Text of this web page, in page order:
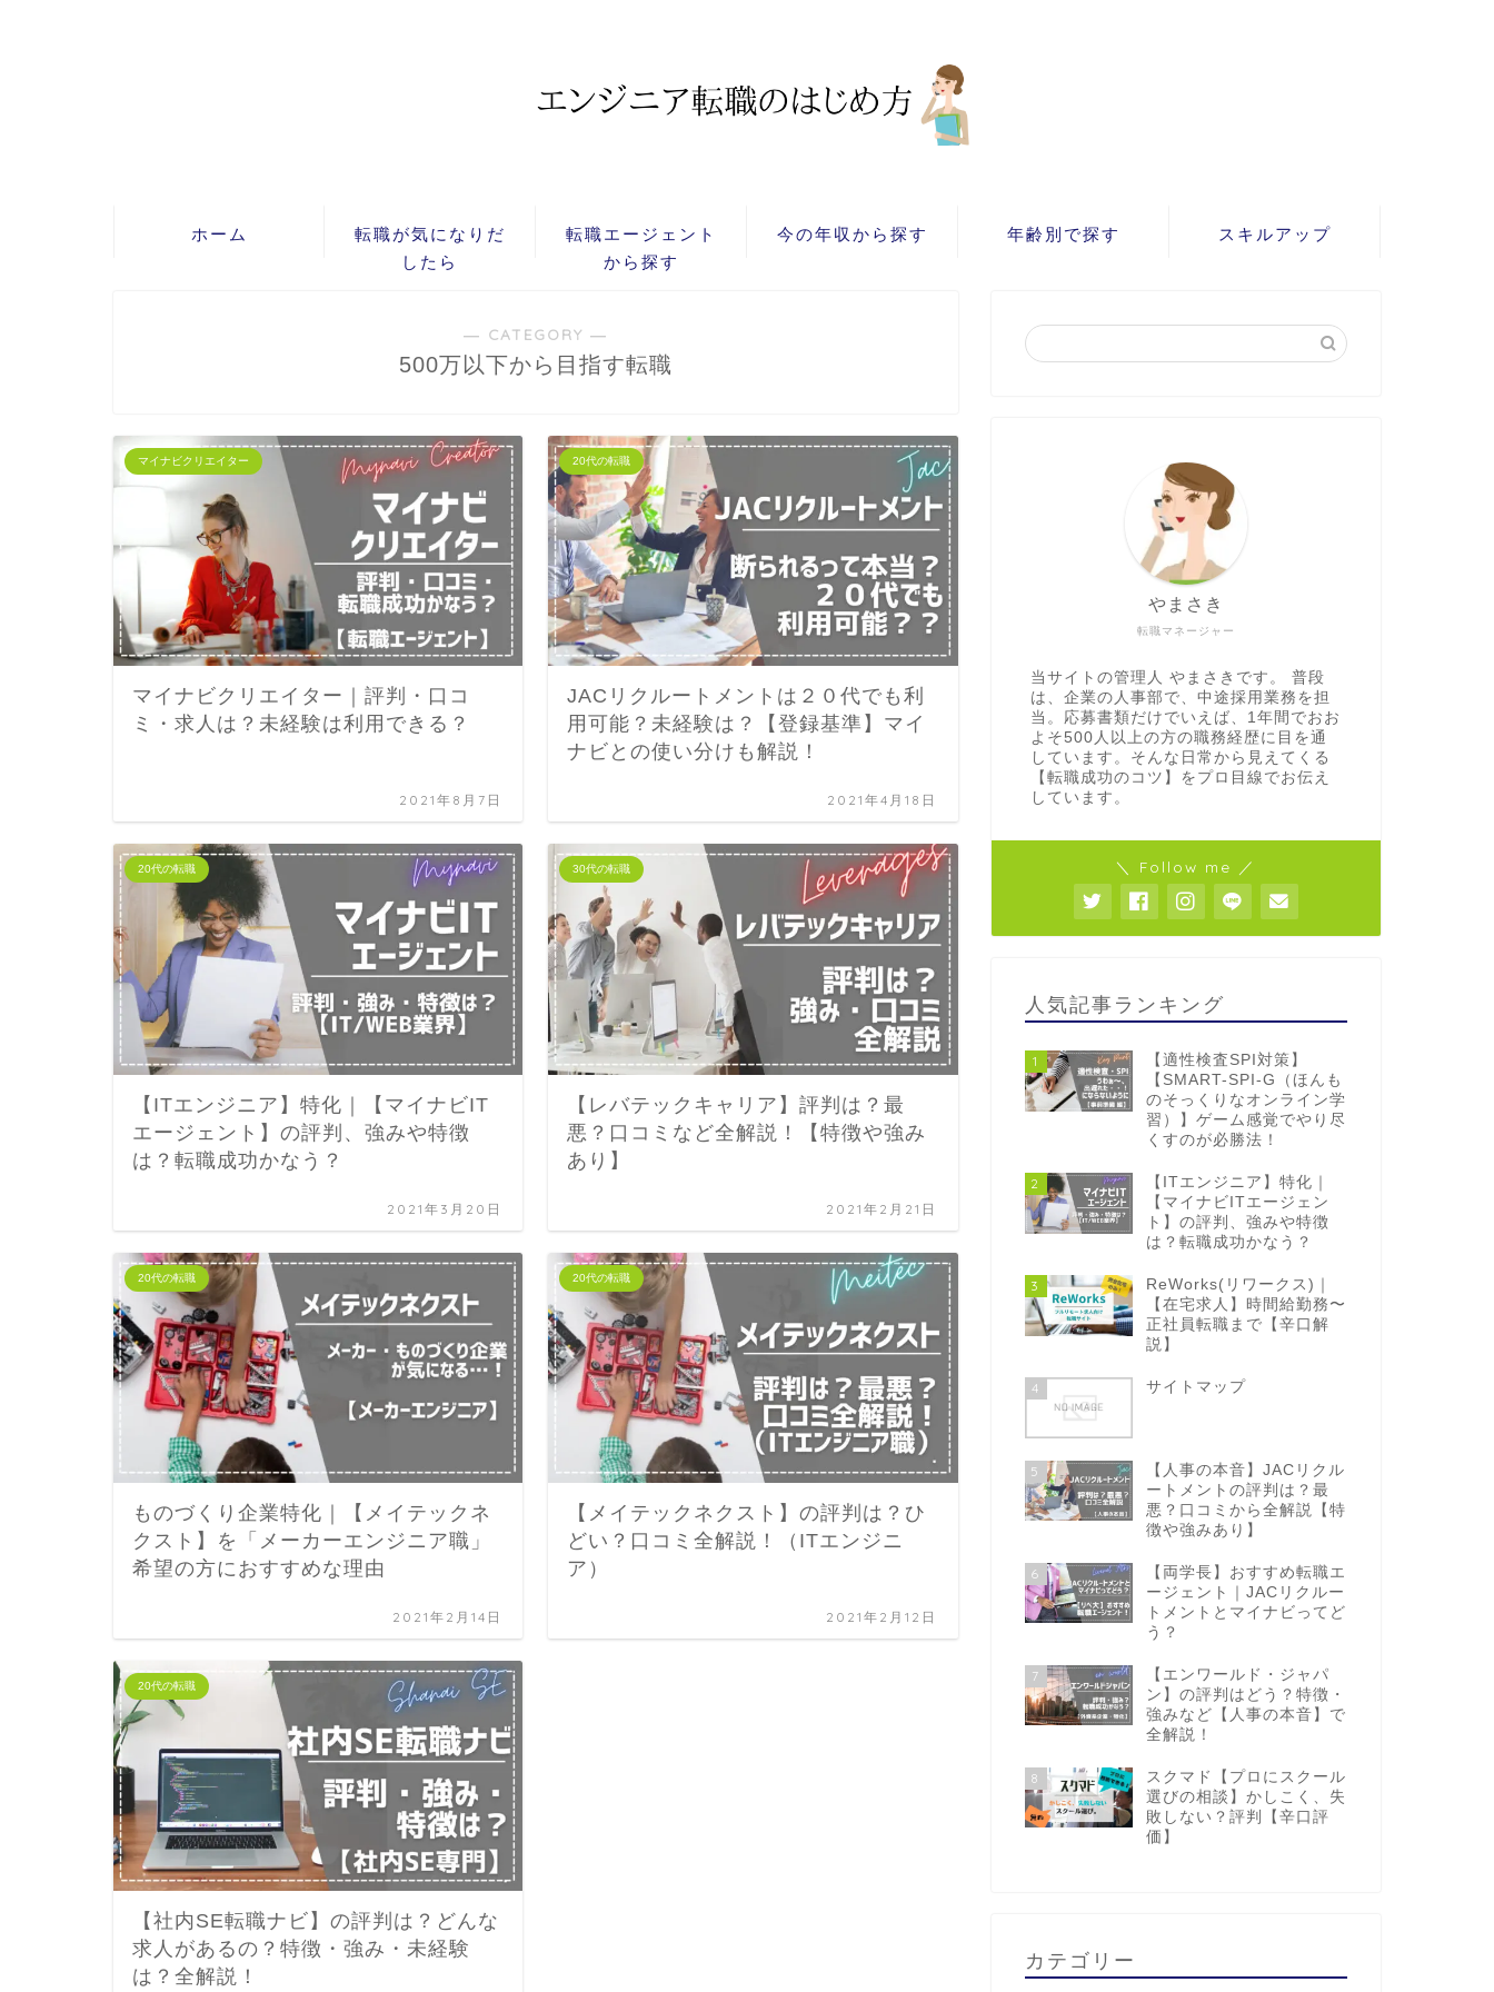
ホーム
転職が気になりだ
したら
転職エージェント
から探す
今の年収から探す 年齢別で探す スキルアップ
― CATEGORY ―
500万以下から目指す転職
マイナビクリエイター
マイナビクリエイター｜評判・口コ
ミ・求人は？未経験は利用できる？
2021年8月7日
20代の転職
JACリクルートメントは２０代でも利
用可能？未経験は？【登録基準】マイ
ナビとの使い分けも解説！
2021年4月18日
20代の転職
【ITエンジニア】特化｜【マイナビIT
エージェント】の評判、強みや特徴
は？転職成功かなう？
2021年3月20日
30代の転職
【レバテックキャリア】評判は？最
悪？口コミなど全解説！【特徴や強み
あり】
2021年2月21日
20代の転職
ものづくり企業特化｜【メイテックネ
クスト】を「メーカーエンジニア職」
希望の方におすすめな理由
2021年2月14日
20代の転職
【メイテックネクスト】の評判は？ひ
どい？口コミ全解説！（ITエンジニ
ア）
2021年2月12日
20代の転職
【社内SE転職ナビ】の評判は？どんな
求人があるの？特徴・強み・未経験
は？全解説！
転職マネージャー
やまさき
当サイトの管理人 やまさきです。 普段
は、企業の人事部で、中途採用業務を担
当。応募書類だけでいえば、1年間でおお
よそ500人以上の方の職務経歴に目を通
しています。そんな日常から見えてくる
【転職成功のコツ】をプロ目線でお伝え
しています。
＼ Follow me ／
人気記事ランキング
1
【適性検査SPI対策】
【SMART-SPI-G（ほんも
のそっくりなオンライン学
習）】ゲーム感覚でやり尽
くすのが必勝法！
2
【ITエンジニア】特化｜
【マイナビITエージェン
ト】の評判、強みや特徴
は？転職成功かなう？
3
ReWorks(リワークス)｜
【在宅求人】時間給勤務〜
正社員転職まで【辛口解
説】
4 サイトマップ
5
【人事の本音】JACリクル
ートメントの評判は？最
悪？口コミから全解説【特
徴や強みあり】
6
【両学長】おすすめ転職エ
ージェント｜JACリクルー
トメントとマイナビってど
う？
7
【エンワールド・ジャパ
ン】の評判はどう？特徴・
強みなど【人事の本音】で
全解説！
8
スクマド【プロにスクール
選びの相談】かしこく、失
敗しない？評判【辛口評
価】
カテゴリー